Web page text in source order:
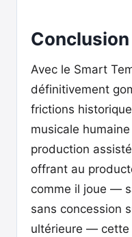
Conclusion
Avec le Smart
définitivement
frictions
musicale
production
offrant au
comme il joue —
sans concession
ultérieure — cette